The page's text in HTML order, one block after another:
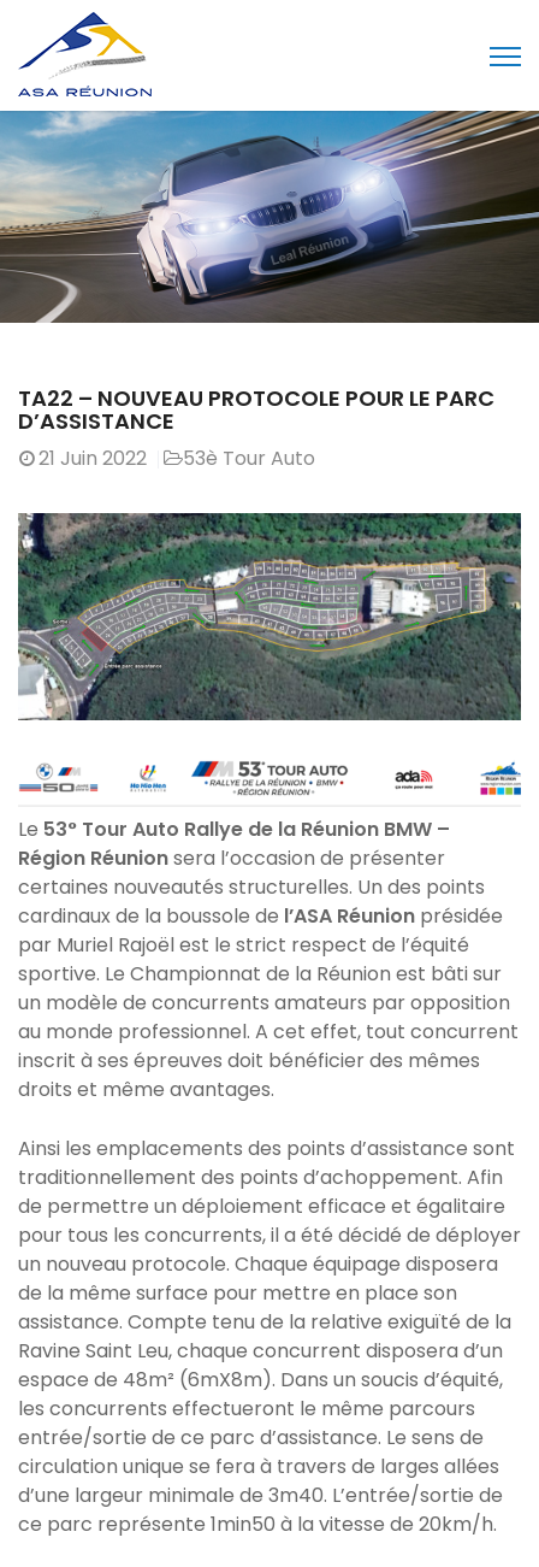
TA22 – NOUVEAU PROTOCOLE POUR LE PARC
D’ASSISTANCE
21 Juin 2022 53è Tour Auto
Le 53° Tour Auto Rallye de la Réunion BMW –
Région Réunionsera l’occasion de présenter
certaines nouveautés structurelles. Un des points
cardinaux de la boussole de l’ASA Réunion présidée
par Muriel Rajoël est le strict respect de l’équité
sportive. Le Championnat de la Réunion est bâti sur
un modèle de concurrents amateurs par opposition
au monde professionnel. A cet effet, tout concurrent
inscrit à ses épreuves doit bénéficier des mêmes
droits et même avantages.
Ainsi les emplacements des points d’assistance sont
traditionnellement des points d’achoppement. Afin
de permettre un déploiement efficace et égalitaire
pour tous les concurrents, il a été décidé de déployer
un nouveau protocole. Chaque équipage disposera
de la même surface pour mettre en place son
assistance. Compte tenu de la relative exiguïté de la
Ravine Saint Leu, chaque concurrent disposera d’un
espace de 48m² (6mX8m). Dans un soucis d’équité,
les concurrents effectueront le même parcours
entrée/sortie de ce parc d’assistance. Le sens de
circulation unique se fera à travers de larges allées
d’une largeur minimale de 3m40. L’entrée/sortie de
ce parc représente 1min50 à la vitesse de 20km/h.